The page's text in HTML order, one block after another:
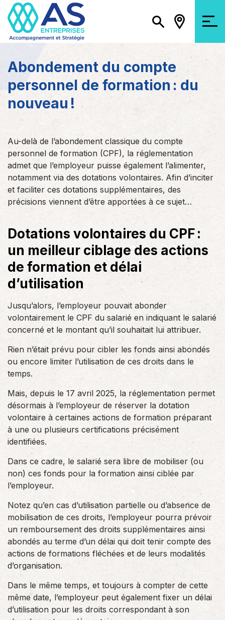
Abondement du compte
personnel de formation : du
nouveau !
Au-delà de l’abondement classique du compte
personnel de formation (CPF), la réglementation
admet que l’employeur puisse également l’alimenter,
notamment via des dotations volontaires. Afin d’inciter
et faciliter ces dotations supplémentaires, des
précisions viennent d’être apportées à ce sujet…
Dotations volontaires du CPF :
un meilleur ciblage des actions
de formation et délai
d’utilisation
Jusqu’alors, l’employeur pouvait abonder
volontairement le CPF du salarié en indiquant le salarié
concerné et le montant qu’il souhaitait lui attribuer.
Rien n’était prévu pour cibler les fonds ainsi abondés
ou encore limiter l’utilisation de ces droits dans le
temps.
Mais, depuis le 17 avril 2025, la réglementation permet
désormais à l’employeur de réserver la dotation
volontaire à certaines actions de formation préparant
à une ou plusieurs certifications précisément
identifiées.
Dans ce cadre, le salarié sera libre de mobiliser (ou
non) ces fonds pour la formation ainsi ciblée par
l’employeur.
Notez qu’en cas d’utilisation partielle ou d’absence de
mobilisation de ces droits, l’employeur pourra prévoir
un remboursement des droits supplémentaires ainsi
abondés au terme d’un délai qui doit tenir compte des
actions de formations fléchées et de leurs modalités
d’organisation.
Dans le même temps, et toujours à compter de cette
même date, l’employeur peut également fixer un délai
d’utilisation pour les droits correspondant à son